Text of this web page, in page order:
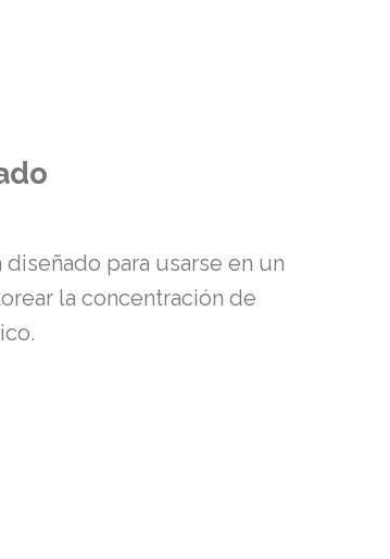
para usarse en un
la concentración de